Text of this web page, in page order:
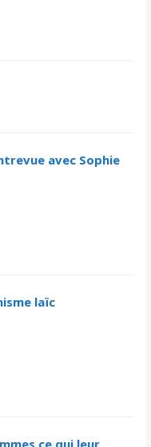
avec Sophie
laïc
ce qui leur